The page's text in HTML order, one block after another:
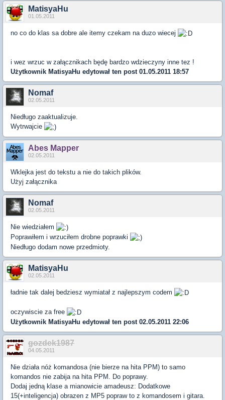
MatisyaHu
01.05.2011
no co do klas sa dobre ale itemy czekam na duzo wiecej
i wez wrzuc w załącznikach będę bardzo wdzieczyny inne tez !
Użytkownik MatisyaHu edytował ten post 01.05.2011 18:57
Nomaf
02.05.2011
Niedługo zaaktualizuje.
Wytrwajcie
Abes Mapper
02.05.2011
Wklejka jest do tekstu a nie do takich plików.
Użyj załącznika
Nomaf
02.05.2011
Nie wiedziałem
Poprawiłem i wrzuciłem drobne poprawki
Niedługo dodam nowe przedmioty.
MatisyaHu
02.05.2011
ładnie tak dalej bedziesz wymiatał z najlepszym codem
oczywiscie za free
Użytkownik MatisyaHu edytował ten post 02.05.2011 22:06
gozdek1987
04.05.2011
Nie działa nóż komandosa (nie bierze na hita PPM) to samo
komandos nie zabija na hita PPM. Do poprawy.
Dodaj jedną klase a mianowicie amadeusz: Dodatkowe
15(+inteligencja) obrazen z MP5 popraw to z komandosem i gitara.